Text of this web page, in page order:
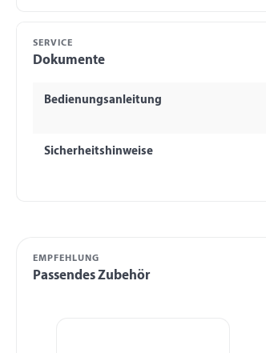
SERVICE
Dokumente
Bedienungsanleitung
Sicherheitshinweise
EMPFEHLUNG
Passendes Zubehör